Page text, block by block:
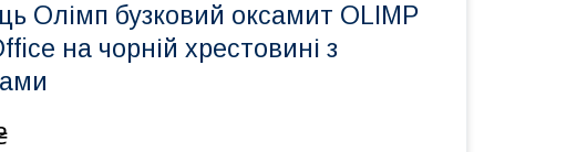
Олімп бузковий оксамит OLIMP
на чорній хрестовині з